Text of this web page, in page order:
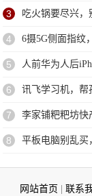
3 吃火锅要尽兴
4 6摄5G侧面指纹
5 人前华为人后
6 讯飞学习机，帮
7 李家铺粑粑坊快
8 平板电脑别乱买
网站首页 联系